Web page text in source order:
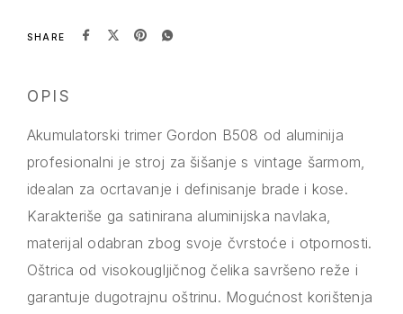
SHARE
OPIS
Akumulatorski trimer Gordon B508 od aluminija
profesionalni je stroj za šišanje s vintage šarmom,
idealan za ocrtavanje i definisanje brade i kose.
Karakteriše ga satinirana aluminijska navlaka,
materijal odabran zbog svoje čvrstoće i otpornosti.
Oštrica od visokougljičnog čelika savršeno reže i
garantuje dugotrajnu oštrinu. Mogućnost korištenja